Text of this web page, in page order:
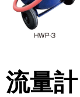
流量